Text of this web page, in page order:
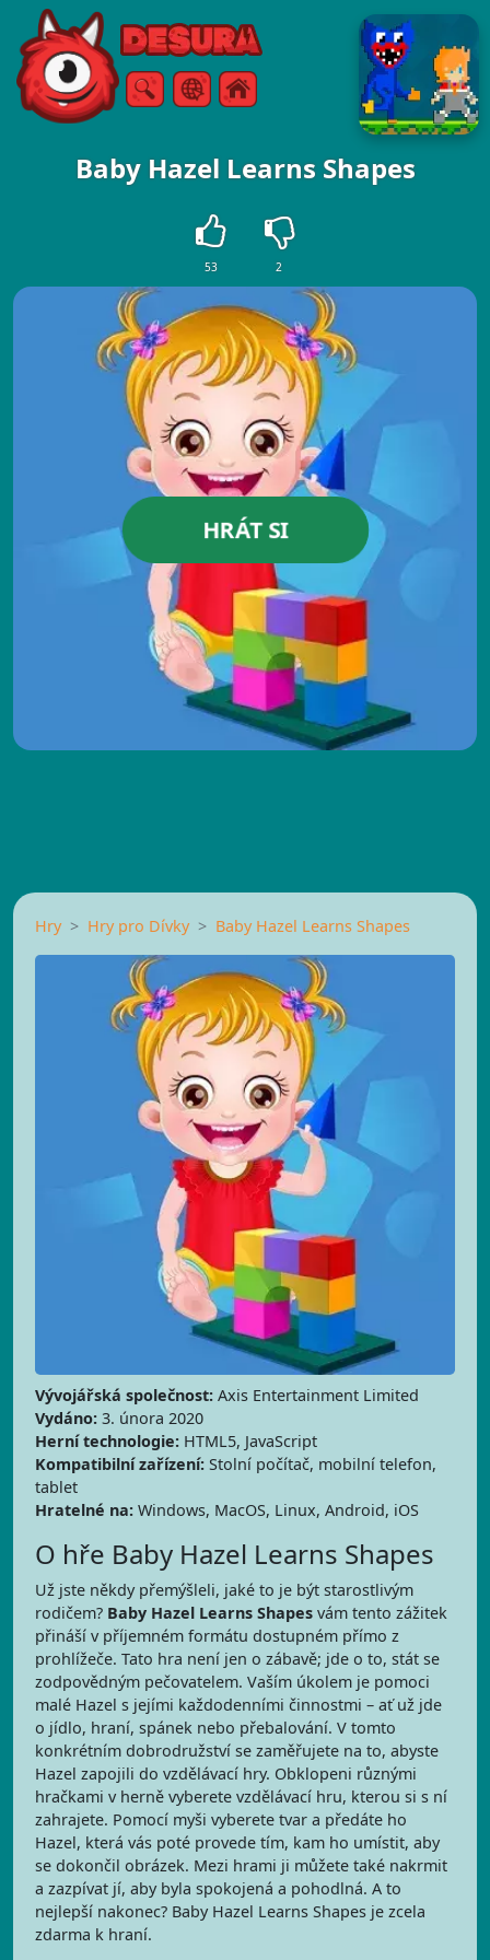
Free Online Games
Vyhledávání
Menu
Baby Hazel Learns Shapes
53 2
HRÁT SI
Hry Hry pro Dívky Baby Hazel Learns Shapes
Vývojářská společnost: Axis Entertainment Limited
Vydáno: 3. února 2020
Herní technologie: HTML5, JavaScript
Kompatibilní zařízení: Stolní počítač, mobilní telefon,
tablet
Hratelné na: Windows, MacOS, Linux, Android, iOS
O hře Baby Hazel Learns Shapes
Už jste někdy přemýšleli, jaké to je být starostlivým
rodičem? Baby Hazel Learns Shapes vám tento zážitek
přináší v příjemném formátu dostupném přímo z
prohlížeče. Tato hra není jen o zábavě; jde o to, stát se
zodpovědným pečovatelem. Vaším úkolem je pomoci
malé Hazel s jejími každodenními činnostmi – ať už jde
o jídlo, hraní, spánek nebo přebalování. V tomto
konkrétním dobrodružství se zaměřujete na to, abyste
Hazel zapojili do vzdělávací hry. Obklopeni různými
hračkami v herně vyberete vzdělávací hru, kterou si s ní
zahrajete. Pomocí myši vyberete tvar a předáte ho
Hazel, která vás poté provede tím, kam ho umístit, aby
se dokončil obrázek. Mezi hrami ji můžete také nakrmit
a zazpívat jí, aby byla spokojená a pohodlná. A to
nejlepší nakonec? Baby Hazel Learns Shapes je zcela
zdarma k hraní.